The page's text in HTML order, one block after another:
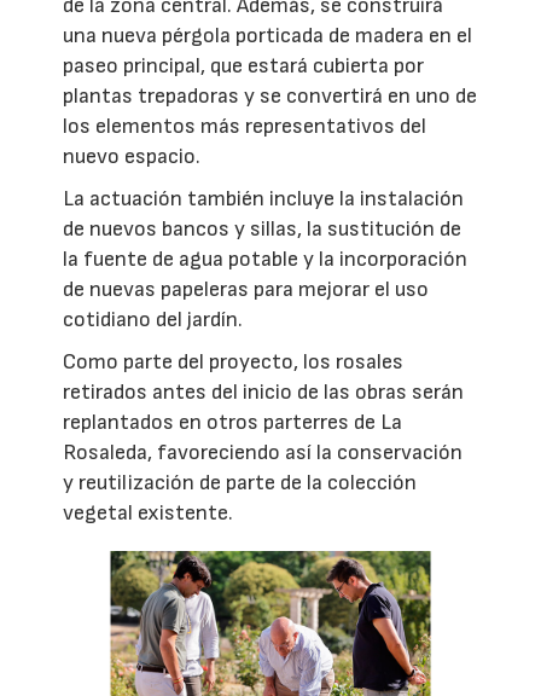
una nueva pérgola porticada de madera en el
paseo principal, que estará cubierta por
plantas trepadoras y se convertirá en uno de
los elementos más representativos del
nuevo espacio.
La actuación también incluye la instalación
de nuevos bancos y sillas, la sustitución de
la fuente de agua potable y la incorporación
de nuevas papeleras para mejorar el uso
cotidiano del jardín.
Como parte del proyecto, los rosales
retirados antes del inicio de las obras serán
replantados en otros parterres de La
Rosaleda, favoreciendo así la conservación
y reutilización de parte de la colección
vegetal existente.